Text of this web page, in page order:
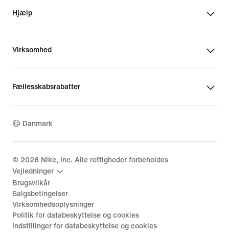
Hjælp
Virksomhed
Fællesskabsrabatter
Danmark
© 2026 Nike, Inc. Alle rettigheder forbeholdes
Vejledninger
Brugsvilkår
Salgsbetingelser
Virksomhedsoplysninger
Politik for databeskyttelse og cookies
Indstillinger for databeskyttelse og cookies